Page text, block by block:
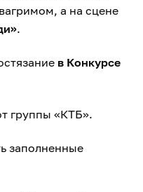
а на сцене
.
в Конкурсе
группы «КТБ».
заполненные